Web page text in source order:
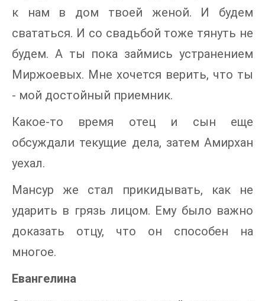
к нам в дом твоей женой. И будем
свататься. И со свадьбой тоже тянуть не
будем. А ты пока займись устранением
Миржоевых. Мне хочется верить, что ты
- мой достойный приемник.
Какое-то время отец и сын еще
обсуждали текущие дела, затем Амирхан
уехал.
Мансур же стал прикидывать, как не
ударить в грязь лицом. Ему было важно
доказать отцу, что он способен на
многое.
Евангелина